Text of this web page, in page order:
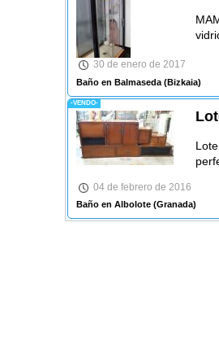
30 de enero de 2017
Baño en Balmaseda(Bizkaia)
-VENDO-
04 de febrero de 2016
Baño en Albolote(Granada)